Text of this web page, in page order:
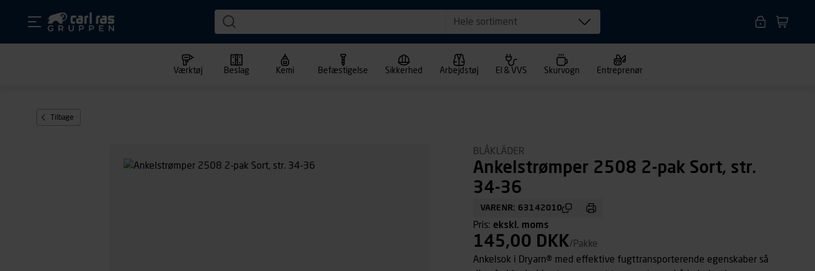
Hele sortiment
Værktøj Beslag Kemi Befæstigelse Sikkerhed Arbejdstøj El & VVS Skurvogn Entreprenør
Tilbage
BLÅKLÄDER
Ankelstrømper 2508 2-pak Sort, str.
34-36
VARENR: 63142010
Pris: ekskl. moms
145,00 DKK/Pakke
Ankelsok i Dryarn® med effektive fugttransporterende egenskaber så